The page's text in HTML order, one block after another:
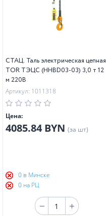
СТАЦ. Таль электрическая цепная
TOR ТЭЦС (HHBD03-03) 3,0 т 12
м 220В
Артикул: 1011318
Цена:
4085.84 BYN (за шт)
0 в Минске
0 на РЦ